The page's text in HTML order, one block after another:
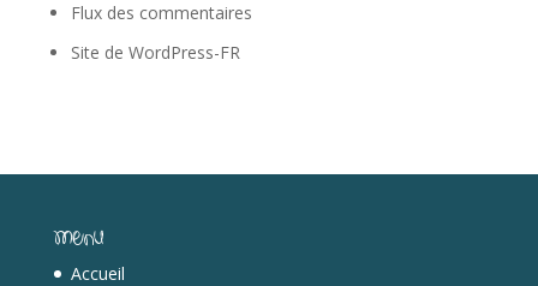
Flux des commentaires
Site de WordPress-FR
Menu
Accueil